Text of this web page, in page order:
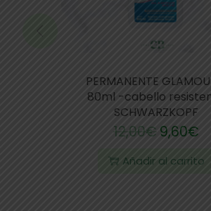
PERMANENTE
80ml -cabello
SCHWARZKOPF
12,00€9,60€
Añadir al carrito